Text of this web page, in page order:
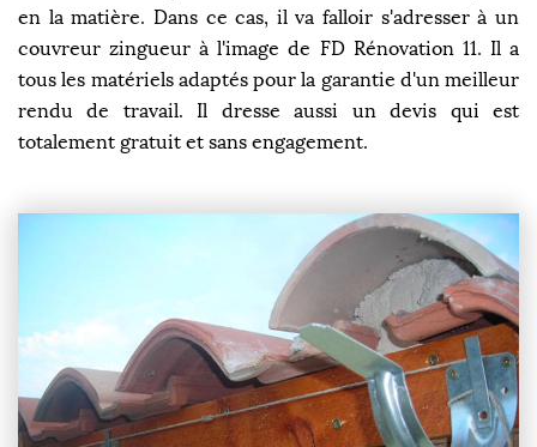
en la matière. Dans ce cas, il va falloir s'adresser à un
couvreur zingueur à l'image de FD Rénovation 11. Il a
tous les matériels adaptés pour la garantie d'un meilleur
rendu de travail. Il dresse aussi un devis qui est
totalement gratuit et sans engagement.